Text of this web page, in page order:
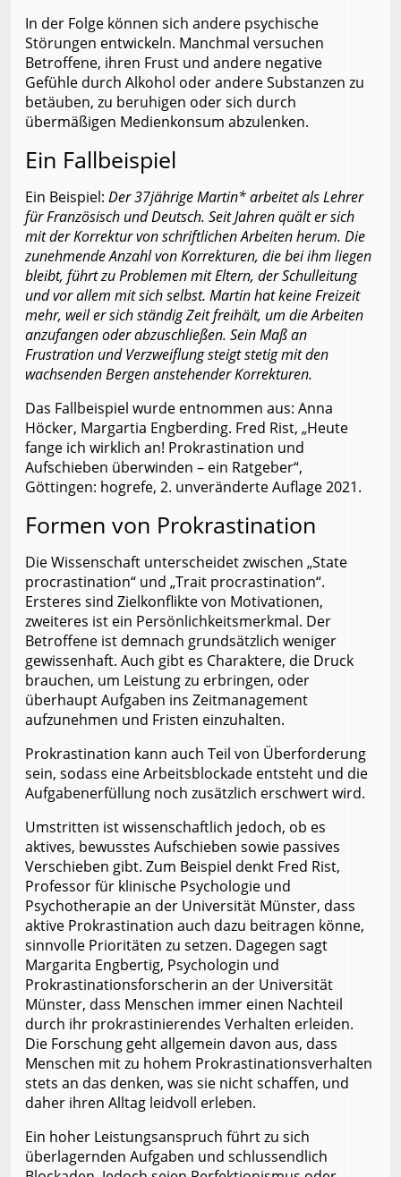
In der Folge können sich andere psychische
Störungen entwickeln. Manchmal versuchen
Betroffene, ihren Frust und andere negative
Gefühle durch Alkohol oder andere Substanzen zu
betäuben, zu beruhigen oder sich durch
übermäßigen Medienkonsum abzulenken.
Ein Fallbeispiel
Ein Beispiel: Der 37jährige Martin* arbeitet als Lehrer
für Französisch und Deutsch. Seit Jahren quält er sich
mit der Korrektur von schriftlichen Arbeiten herum. Die
zunehmende Anzahl von Korrekturen, die bei ihm liegen
bleibt, führt zu Problemen mit Eltern, der Schulleitung
und vor allem mit sich selbst. Martin hat keine Freizeit
mehr, weil er sich ständig Zeit freihält, um die Arbeiten
anzufangen oder abzuschließen. Sein Maß an
Frustration und Verzweiflung steigt stetig mit den
wachsenden Bergen anstehender Korrekturen.
Das Fallbeispiel wurde entnommen aus: Anna
Höcker, Margartia Engberding. Fred Rist, „Heute
fange ich wirklich an! Prokrastination und
Aufschieben überwinden – ein Ratgeber“,
Göttingen: hogrefe, 2. unveränderte Auflage 2021.
Formen von Prokrastination
Die Wissenschaft unterscheidet zwischen „State
procrastination“ und „Trait procrastination“.
Ersteres sind Zielkonflikte von Motivationen,
zweiteres ist ein Persönlichkeitsmerkmal. Der
Betroffene ist demnach grundsätzlich weniger
gewissenhaft. Auch gibt es Charaktere, die Druck
brauchen, um Leistung zu erbringen, oder
überhaupt Aufgaben ins Zeitmanagement
aufzunehmen und Fristen einzuhalten.
Prokrastination kann auch Teil von Überforderung
sein, sodass eine Arbeitsblockade entsteht und die
Aufgabenerfüllung noch zusätzlich erschwert wird.
Umstritten ist wissenschaftlich jedoch, ob es
aktives, bewusstes Aufschieben sowie passives
Verschieben gibt. Zum Beispiel denkt Fred Rist,
Professor für klinische Psychologie und
Psychotherapie an der Universität Münster, dass
aktive Prokrastination auch dazu beitragen könne,
sinnvolle Prioritäten zu setzen. Dagegen sagt
Margarita Engbertig, Psychologin und
Prokrastinationsforscherin an der Universität
Münster, dass Menschen immer einen Nachteil
durch ihr prokrastinierendes Verhalten erleiden.
Die Forschung geht allgemein davon aus, dass
Menschen mit zu hohem Prokrastinationsverhalten
stets an das denken, was sie nicht schaffen, und
daher ihren Alltag leidvoll erleben.
Ein hoher Leistungsanspruch führt zu sich
überlagernden Aufgaben und schlussendlich